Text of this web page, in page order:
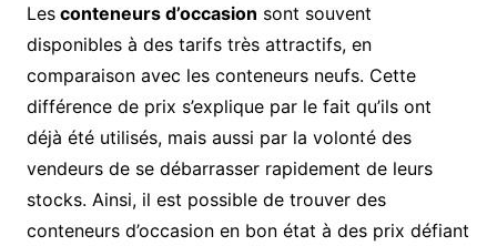
Lesconteneurs d’occasion sont souvent
disponibles à des tarifs très attractifs, en
comparaison avec les conteneurs neufs. Cette
différence de prix s’explique par le fait qu’ils ont
déjà été utilisés, mais aussi par la volonté des
vendeurs de se débarrasser rapidement de leurs
stocks. Ainsi, il est possible de trouver des
conteneurs d’occasion en bon état à des prix défiant